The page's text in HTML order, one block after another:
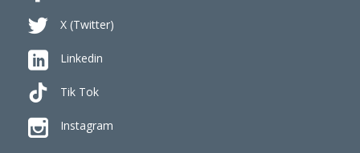

 Linkedin
Tik Tok
